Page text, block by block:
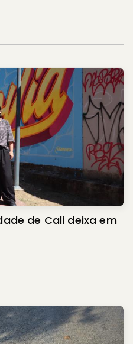
Cali deixa em